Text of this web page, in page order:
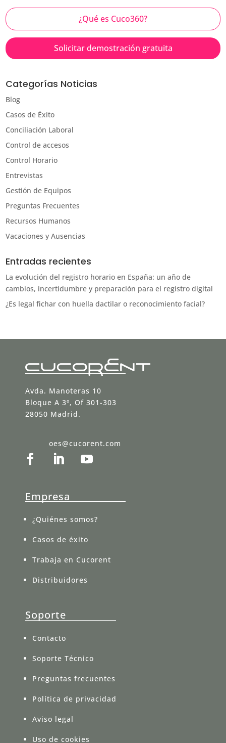
¿Qué es Cuco360?
Solicitar demostración gratuita
Categorías Noticias
Blog
Casos de Éxito
Conciliación Laboral
Control de accesos
Control Horario
Entrevistas
Gestión de Equipos
Preguntas Frecuentes
Recursos Humanos
Vacaciones y Ausencias
Entradas recientes
La evolución del registro horario en España: un año de
cambios, incertidumbre y preparación para el registro digital
¿Es legal fichar con huella dactilar o reconocimiento facial?
Avda. Manoteras 10
Bloque A 3º, Of 301-303
28050 Madrid.
oes@cucorent.com
Empresa
¿Quiénes somos?
Casos de éxito
Trabaja en Cucorent
Distribuidores
Soporte
Contacto
Soporte Técnico
Preguntas frecuentes
Política de privacidad
Aviso legal
Uso de cookies